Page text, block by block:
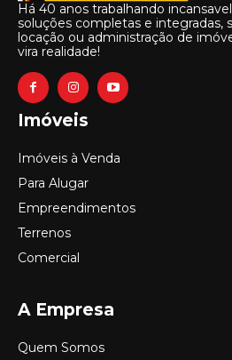
Há 40 anos trabalhando
soluções completas e integradas,
locação ou administração de
vira realidade!
Imóveis
Imóveis à Venda
Para Alugar
Empreendimentos
Terrenos
Comercial
A Empresa
Quem Somos